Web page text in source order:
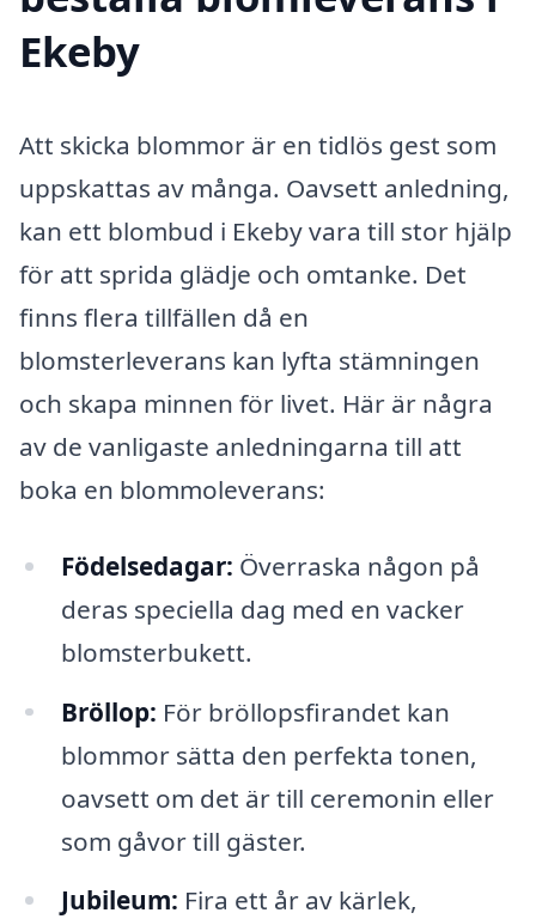
Ekeby
Att skicka blommor är en tidlös gest som
uppskattas av många. Oavsett anledning,
kan ett blombud i Ekeby vara till stor hjälp
för att sprida glädje och omtanke. Det
finns flera tillfällen då en
blomsterleverans kan lyfta stämningen
och skapa minnen för livet. Här är några
av de vanligaste anledningarna till att
boka en blommoleverans:
Födelsedagar: Överraska någon på
deras speciella dag med en vacker
blomsterbukett.
Bröllop: För bröllopsfirandet kan
blommor sätta den perfekta tonen,
oavsett om det är till ceremonin eller
som gåvor till gäster.
Jubileum: Fira ett år av kärlek,